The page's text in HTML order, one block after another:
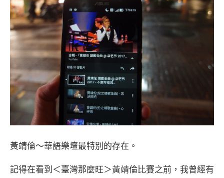
黃靖倫〜華語樂壇最特別的存在。
記得在看到＜臺灣那麼旺＞黃靖倫比賽之前，我曾經有